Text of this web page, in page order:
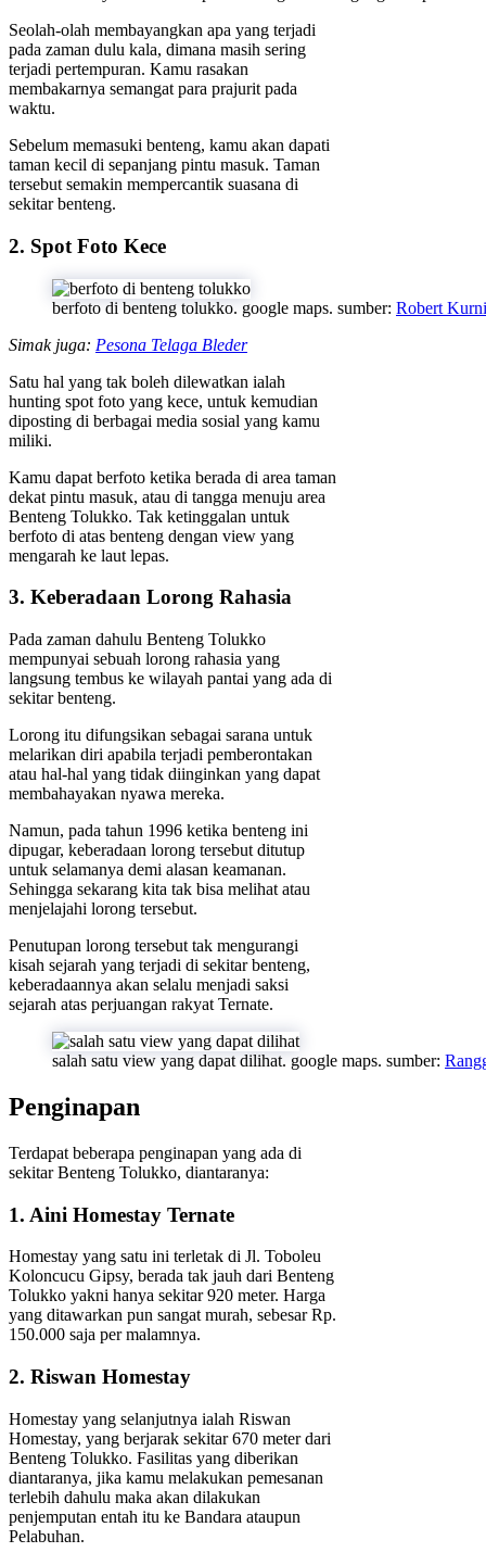
Seolah-olah membayangkan apa yang terjadi
pada zaman dulu kala, dimana masih sering
terjadi pertempuran. Kamu rasakan
membakarnya semangat para prajurit pada
waktu.
Sebelum memasuki benteng, kamu akan dapati
taman kecil di sepanjang pintu masuk. Taman
tersebut semakin mempercantik suasana di
sekitar benteng.
2. Spot Foto Kece
berfoto di benteng tolukko. google maps. sumber: Robert
Simak juga: Pesona Telaga Bleder
Satu hal yang tak boleh dilewatkan ialah
hunting spot foto yang kece, untuk kemudian
diposting di berbagai media sosial yang kamu
miliki.
Kamu dapat berfoto ketika berada di area taman
dekat pintu masuk, atau di tangga menuju area
Benteng Tolukko. Tak ketinggalan untuk
berfoto di atas benteng dengan view yang
mengarah ke laut lepas.
3. Keberadaan Lorong Rahasia
Pada zaman dahulu Benteng Tolukko
mempunyai sebuah lorong rahasia yang
langsung tembus ke wilayah pantai yang ada di
sekitar benteng.
Lorong itu difungsikan sebagai sarana untuk
melarikan diri apabila terjadi pemberontakan
atau hal-hal yang tidak diinginkan yang dapat
membahayakan nyawa mereka.
Namun, pada tahun 1996 ketika benteng ini
dipugar, keberadaan lorong tersebut ditutup
untuk selamanya demi alasan keamanan.
Sehingga sekarang kita tak bisa melihat atau
menjelajahi lorong tersebut.
Penutupan lorong tersebut tak mengurangi
kisah sejarah yang terjadi di sekitar benteng,
keberadaannya akan selalu menjadi saksi
sejarah atas perjuangan rakyat Ternate.
salah satu view yang dapat dilihat. google maps. sumber:
Penginapan
Terdapat beberapa penginapan yang ada di
sekitar Benteng Tolukko, diantaranya:
1. Aini Homestay Ternate
Homestay yang satu ini terletak di Jl. Toboleu
Koloncucu Gipsy, berada tak jauh dari Benteng
Tolukko yakni hanya sekitar 920 meter. Harga
yang ditawarkan pun sangat murah, sebesar Rp.
150.000 saja per malamnya.
2. Riswan Homestay
Homestay yang selanjutnya ialah Riswan
Homestay, yang berjarak sekitar 670 meter dari
Benteng Tolukko. Fasilitas yang diberikan
diantaranya, jika kamu melakukan pemesanan
terlebih dahulu maka akan dilakukan
penjemputan entah itu ke Bandara ataupun
Pelabuhan.